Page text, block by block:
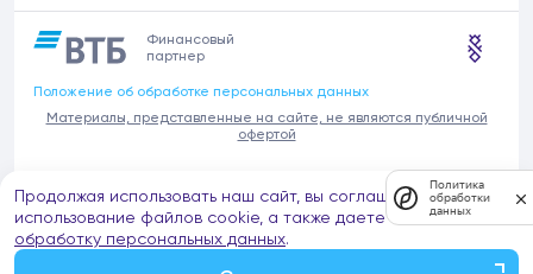
Финансовый
партнер
Положение об обработке персональных данных
Материалы, представленные на сайте, не являются публичной
офертой
В связи с участившимися случаями предложений частных услуг от
имени компании Донстрой (проведения ремонтов, продажи
отделочных материалов и т.п.), обращаем внимание на то, что
компания Донстрой не оказывает таких услуг, не имеет
представительств такого профиля и не обращается к частным
Продолжая использовать наш сайт, вы соглашаетесь на
использование файлов cookie, а также даете согласие на
обработку персональных данных.
Политика
обработки
данных